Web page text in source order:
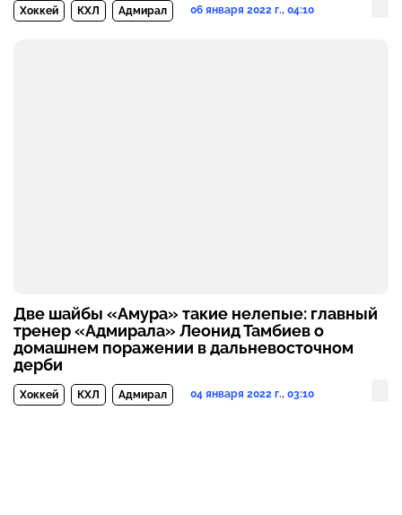
Хоккей КХЛ Адмирал 06 января 2022 г., 04:10
Две шайбы «Амура» такие нелепые: главный
тренер «Адмирала» Леонид Тамбиев о
домашнем поражении в дальневосточном
дерби
Хоккей КХЛ Адмирал 04 января 2022 г., 03:10